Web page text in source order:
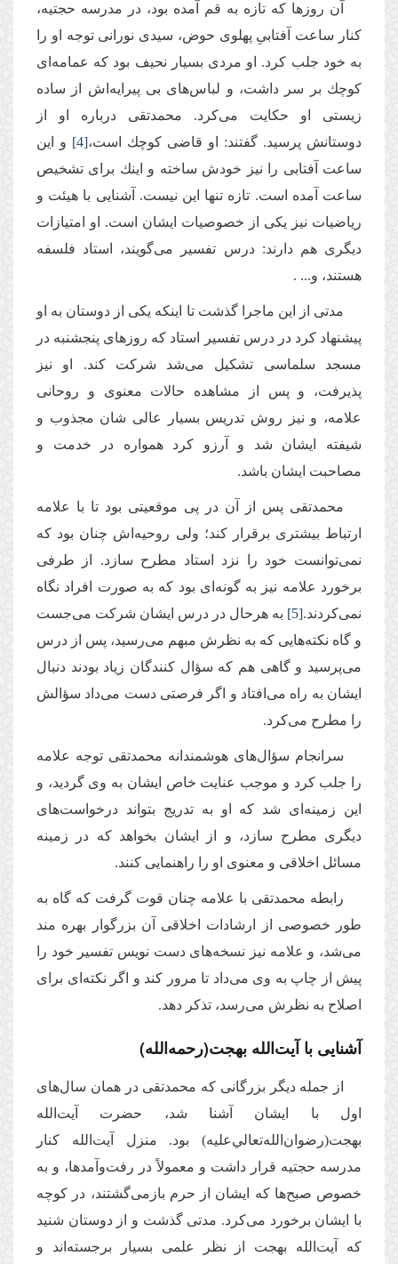
آن روزها كه تازه به قم آمده بود، در مدرسه حجتیه،
كنار ساعت آفتابىِ پهلوى حوض، سیدى نورانى توجه او را
به خود جلب كرد. او مردى بسیار نحیف بود كه عمامه‌اى
كوچك بر سر داشت، و لباس‌هاى بى پیرایه‌اش از ساده
زیستى او حكایت مى‌كرد. محمدتقى درباره او از
دوستانش پرسید. گفتند: او قاضى كوچك است،[4]
و این
ساعت آفتابى را نیز خودش ساخته و اینك براى تشخیص
ساعت آمده است. تازه تنها این نیست. آشنایى با هیئت و
ریاضیات نیز یكى از خصوصیات ایشان است. او امتیازات
دیگرى هم دارند: درس تفسیر مى‌گویند، استاد فلسفه
هستند، و... .
مدتى از این ماجرا گذشت تا اینكه یكى از دوستان به او
پیشنهاد كرد در درس تفسیر استاد كه روزهاى پنجشنبه در
مسجد سلماسى تشكیل مى‌شد شركت كند. او نیز
پذیرفت، و پس از مشاهده حالات معنوى و روحانى
علامه، و نیز روش تدریس بسیار عالى شان مجذوب و
شیفته ایشان شد و آرزو كرد همواره در خدمت و
مصاحبت ایشان باشد.
محمدتقى پس از آن در پى موقعیتى بود تا با علامه
ارتباط بیشترى برقرار كند؛ ولى روحیه‌اش چنان بود كه
نمى‌توانست خود را نزد استاد مطرح سازد. از طرفى
برخورد علامه نیز به گونه‌اى بود كه به صورت افراد نگاه
نمى‌كردند.[5]
به هرحال در درس ایشان شركت مى‌جست
و گاه نكته‌هایى كه به نظرش مبهم مى‌رسید، پس از درس
مى‌پرسید و گاهى هم كه سؤال كنندگان زیاد بودند دنبال
ایشان به راه مى‌افتاد و اگر فرصتى دست مى‌داد سؤالش
را مطرح مى‌كرد.
سرانجام سؤال‌هاى هوشمندانه محمدتقى توجه علامه
را جلب كرد و موجب عنایت خاص ایشان به وى گردید، و
این زمینه‌اى شد كه او به تدریج بتواند درخواست‌هاى
دیگرى مطرح سازد، و از ایشان بخواهد كه در زمینه
مسائل اخلاقى و معنوى او را راهنمایى كنند.
رابطه محمدتقى با علامه چنان قوت گرفت كه گاه به
طور خصوصى از ارشادات اخلاقى آن بزرگوار بهره مند
مى‌شد، و علامه نیز نسخه‌هاى دست نویس تفسیر خود را
پیش از چاپ به وى مى‌داد تا مرور كند و اگر نكته‌اى براى
اصلاح به نظرش مى‌رسد، تذكر دهد.
آشنایى با آیت‌الله بهجت(رحمه‌الله)
از جمله دیگر بزرگانى كه محمدتقى در همان سال‌هاى
اول با ایشان آشنا شد، حضرت آیت‌الله
بهجت(رضوان‌الله‌تعالي‌علیه) بود. منزل آیت‌الله كنار
مدرسه حجتیه قرار داشت و معمولاً در رفت‌وآمدها، و به
خصوص صبح‌ها كه ایشان از حرم بازمى‌گشتند، در كوچه
با ایشان برخورد مى‌كرد. مدتى گذشت و از دوستان شنید
كه آیت‌الله بهجت از نظر علمى بسیار برجسته‌اند و